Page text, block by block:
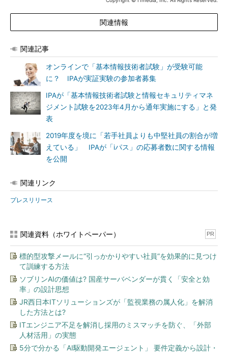
関連情報
関連記事
オンラインで「基本情報技術者試験」が受験可能
に？ IPAが実証実験の参加者募集
IPAが「基本情報技術者試験と情報セキュリティマネ
ジメント試験を2023年4月から通年実施にする」と発
表
2019年度を境に「若手社員よりも中堅社員の割合が増
えている」 IPAが「iパス」の応募者数に関する情報
を公開
関連リンク
プレスリリース
関連資料（ホワイトペーパー） PR
標的型攻撃メールに“引っかかりやすい社員”を効果的に見つけ
て訓練する方法
ソブリンAIの価値は? 国産サーバベンダーが貫く「安全と効
率」の設計思想
JR西日本ITソリューションズが「監視業務の属人化」を解消
した方法とは?
ITエンジニア不足を解消し採用のミスマッチを防ぐ、「外部
人材活用」の実態
5分で分かる「AI駆動開発エージェント」 要件定義から設計・